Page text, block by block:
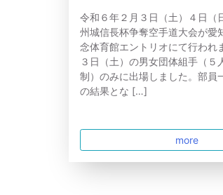
令和６年２月３日（土）４日（
州城信長杯争奪空手道大会が愛
念体育館エントリオにて行われ
３日（土）の男女団体組手（５
制）のみに出場しました。部員
の結果とな […]
more